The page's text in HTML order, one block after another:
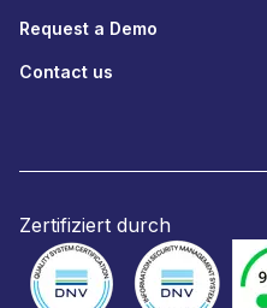
Request a Demo
Contact us
Zertifiziert durch